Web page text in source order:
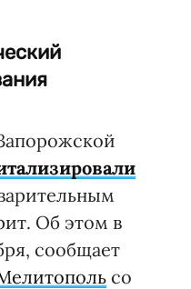
Об этом в
сообщает
со